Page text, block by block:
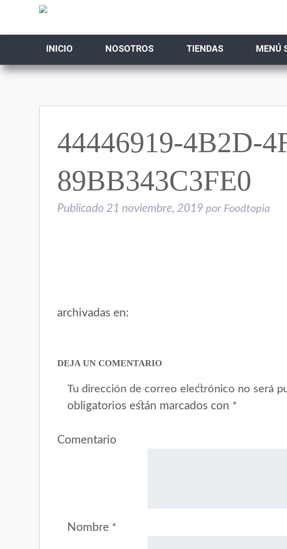
INICIO NOSOTROS TIENDAS MENÚ
44446919-4B2D-
89BB343C3FE0
Publicado 21 noviembre, 2019 por Foodtopia
archivadas en:
DEJA UN COMENTARIO
Tu dirección de correo electrónico no será
obligatorios están marcados con *
Comentario
Nombre *